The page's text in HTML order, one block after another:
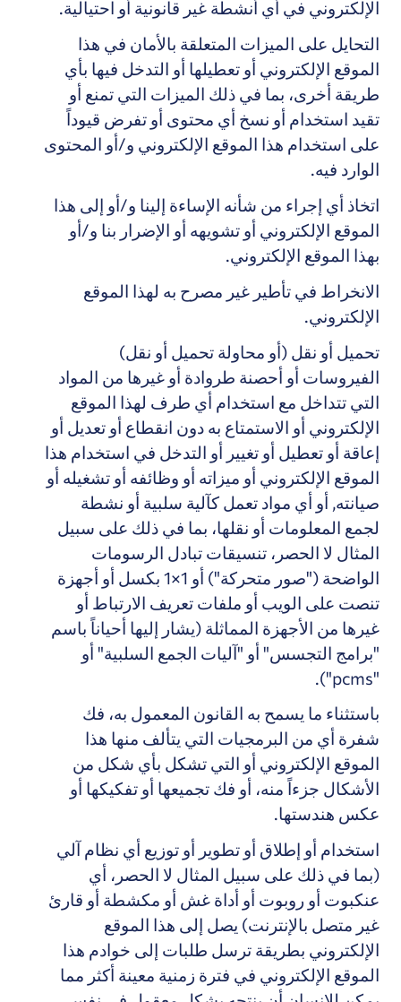
الإلكتروني في أي أنشطة غير قانونية أو احتيالية.
التحايل على الميزات المتعلقة بالأمان في هذا
الموقع الإلكتروني أو تعطيلها أو التدخل فيها بأي
طريقة أخرى، بما في ذلك الميزات التي تمنع أو
تقيد استخدام أو نسخ أي محتوى أو تفرض قيوداً
على استخدام هذا الموقع الإلكتروني و/أو المحتوى
الوارد فيه.
اتخاذ أي إجراء من شأنه الإساءة إلينا و/أو إلى هذا
الموقع الإلكتروني أو تشويهه أو الإضرار بنا و/أو
بهذا الموقع الإلكتروني.
الانخراط في تأطير غير مصرح به لهذا الموقع
الإلكتروني.
تحميل أو نقل (أو محاولة تحميل أو نقل)
الفيروسات أو أحصنة طروادة أو غيرها من المواد
التي تتداخل مع استخدام أي طرف لهذا الموقع
الإلكتروني أو الاستمتاع به دون انقطاع أو تعديل أو
إعاقة أو تعطيل أو تغيير أو التدخل في استخدام هذا
الموقع الإلكتروني أو ميزاته أو وظائفه أو تشغيله أو
صيانته, أو أي مواد تعمل كآلية سلبية أو نشطة
لجمع المعلومات أو نقلها، بما في ذلك على سبيل
المثال لا الحصر، تنسيقات تبادل الرسومات
الواضحة ("صور متحركة") أو 1×1 بكسل أو أجهزة
تنصت على الويب أو ملفات تعريف الارتباط أو
غيرها من الأجهزة المماثلة (يشار إليها أحياناً باسم
"برامج التجسس" أو "آليات الجمع السلبية" أو
باستثناء ما يسمح به القانون المعمول به، فك
شفرة أي من البرمجيات التي يتألف منها هذا
الموقع الإلكتروني أو التي تشكل بأي شكل من
الأشكال جزءاً منه، أو فك تجميعها أو تفكيكها أو
عكس هندستها.
استخدام أو إطلاق أو تطوير أو توزيع أي نظام آلي
(بما في ذلك على سبيل المثال لا الحصر، أي
عنكبوت أو روبوت أو أداة غش أو مكشطة أو قارئ
غير متصل بالإنترنت) يصل إلى هذا الموقع
الإلكتروني بطريقة ترسل طلبات إلى خوادم هذا
الموقع الإلكتروني في فترة زمنية معينة أكثر مما